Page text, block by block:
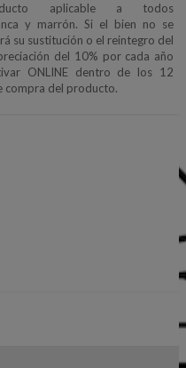
aplicable a todos
y marrón. Si el bien no se
su sustitución o el reintegro del
del 10% por cada año
ONLINE dentro de los 12
compra del producto.